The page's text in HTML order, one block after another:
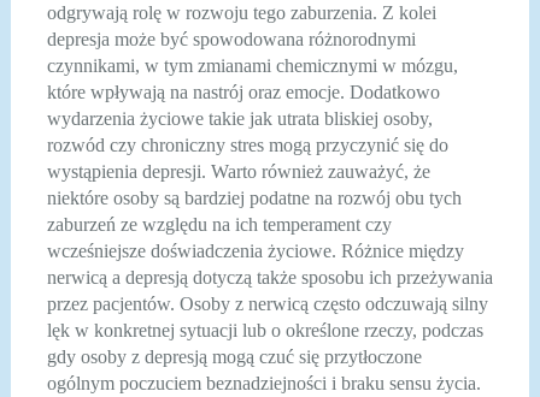
odgrywają rolę w rozwoju tego zaburzenia. Z kolei
depresja może być spowodowana różnorodnymi
czynnikami, w tym zmianami chemicznymi w mózgu,
które wpływają na nastrój oraz emocje. Dodatkowo
wydarzenia życiowe takie jak utrata bliskiej osoby,
rozwód czy chroniczny stres mogą przyczynić się do
wystąpienia depresji. Warto również zauważyć, że
niektóre osoby są bardziej podatne na rozwój obu tych
zaburzeń ze względu na ich temperament czy
wcześniejsze doświadczenia życiowe. Różnice między
nerwicą a depresją dotyczą także sposobu ich przeżywania
przez pacjentów. Osoby z nerwicą często odczuwają silny
lęk w konkretnej sytuacji lub o określone rzeczy, podczas
gdy osoby z depresją mogą czuć się przytłoczone
ogólnym poczuciem beznadziejności i braku sensu życia.